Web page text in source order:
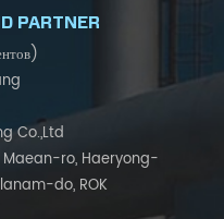
PARTNER
Co.,Ltd
Maean-ro, Haeryong-
do, ROK